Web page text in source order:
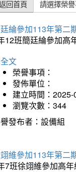
回首頁 請選擇榮
綸參加113年第二
12班簡廷綸參加高
文
榮譽事項：
發佈單位：
建立時間：2025-
瀏覽次數：344
發布者：設備組
維參加113年第二
7班徐翊維參加高